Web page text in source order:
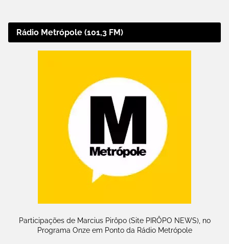
Rádio Metrópole (101,3 FM)
Participações de Marcius Pirôpo (Site PIRÔPO NEWS), no
Programa Onze em Ponto da Rádio Metrópole